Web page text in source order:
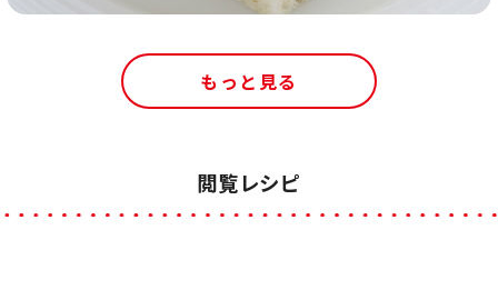
もっと見る
閲覧レシピ